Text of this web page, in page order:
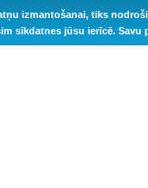
izmantošanai, tiks
sīkdatnes jūsu ierīcē.